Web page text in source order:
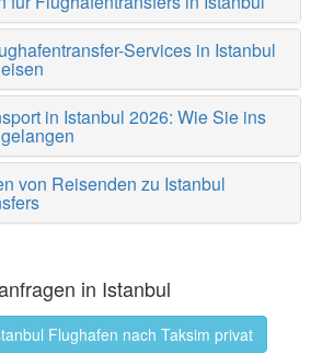
Services in Istanbul
in Istanbul 2026: Wie Sie ins
von Reisenden zu Istanbul
in Istanbul
Flughafen nach Taksim privat